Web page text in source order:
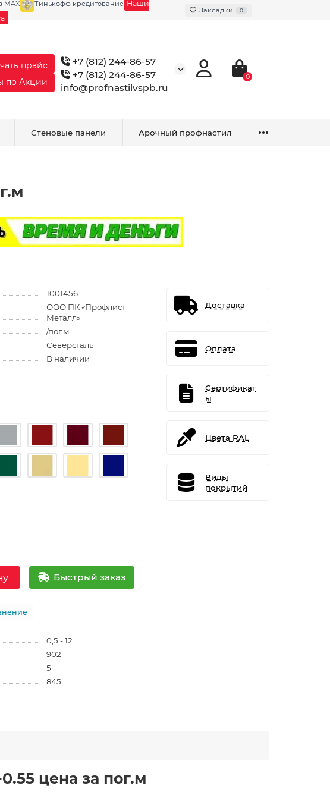
MAX Тинькофф кредитование Наши
Закладки 0
прайс
по Акции
+7 (812) 244-86-57
+7 (812) 244-86-57
info@profnastilvspb.ru
0
Стеновые панели Арочный профнастил
1001456
ООО ПК «Профлист
Металл»
/пог.м
Северсталь
В наличии
Быстрый заказ
0,5 - 12
902
5
845
Доставка
Оплата
Сертификат
ы
Цвета RAL
Виды
покрытий
цена за пог.м